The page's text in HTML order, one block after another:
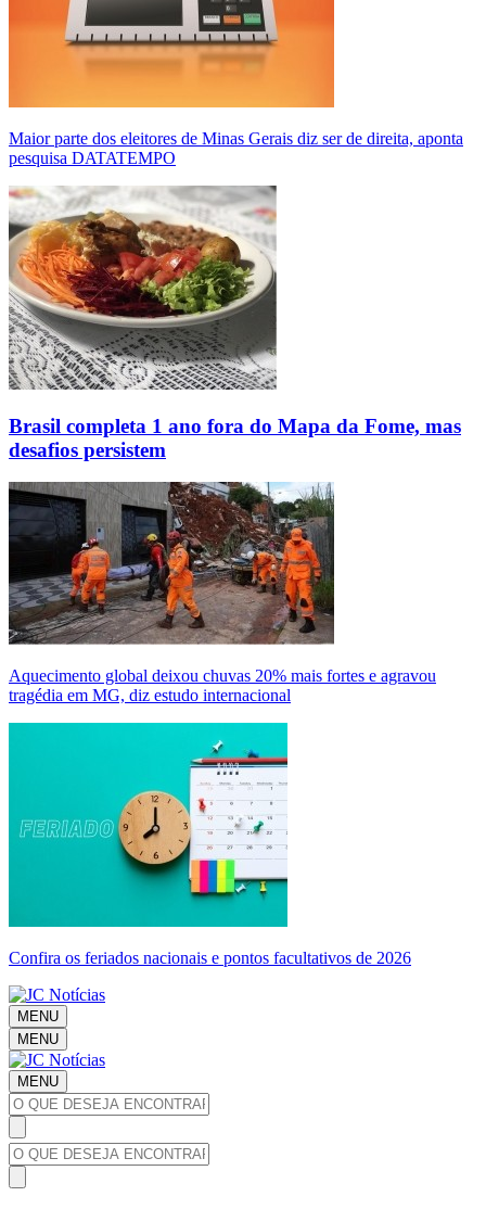
Maior parte dos eleitores de Minas Gerais diz ser de direita, aponta
pesquisa DATATEMPO
Brasil completa 1 ano fora do Mapa da Fome, mas
desafios persistem
Aquecimento global deixou chuvas 20% mais fortes e agravou
tragédia em MG, diz estudo internacional
Confira os feriados nacionais e pontos facultativos de 2026
MENU
MENU
MENU